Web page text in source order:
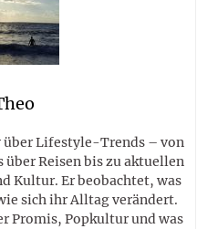
über Lifestyle-Trends – von
über Reisen bis zu aktuellen
Kultur. Er beobachtet, was
sich ihr Alltag verändert.
Promis, Popkultur und was